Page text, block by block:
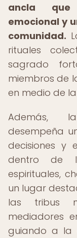
ancla que
emocional y
comunidad.
rituales
sagrado
miembros de
en medio de
Además,
desempeña
decisiones y
dentro de
espirituales,
un lugar
las tribus
mediadores
guiando a la